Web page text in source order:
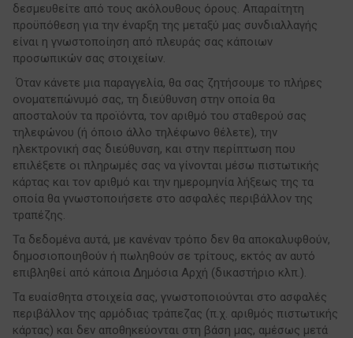
δεσμευθείτε από τους ακόλουθους όρους. Απαραίτητη
προϋπόθεση για την έναρξη της μεταξύ μας συνδιαλλαγής
είναι η γνωστοποίηση από πλευράς σας κάποιων
προσωπικών σας στοιχείων.
Όταν κάνετε μια παραγγελία, θα σας ζητήσουμε το πλήρες
ονοματεπώνυμό σας, τη διεύθυνση στην οποία θα
αποσταλούν τα προϊόντα, τον αριθμό του σταθερού σας
τηλεφώνου (ή όποιο άλλο τηλέφωνο θέλετε), την
ηλεκτρονική σας διεύθυνση, και στην περίπτωση που
επιλέξετε οι πληρωμές σας να γίνονται μέσω πιστωτικής
κάρτας και τον αριθμό και την ημερομηνία λήξεως της τα
οποία θα γνωστοποιήσετε στο ασφαλές περιβάλλον της
τραπέζης.
Τα δεδομένα αυτά, με κανέναν τρόπο δεν θα αποκαλυφθούν,
δημοσιοποιηθούν ή πωληθούν σε τρίτους, εκτός αν αυτό
επιβληθεί από κάποια Δημόσια Αρχή (δικαστήριο κλπ.).
Τα ευαίσθητα στοιχεία σας, γνωστοποιούνται στο ασφαλές
περιβάλλον της αρμόδιας τράπεζας (π.χ. αριθμός πιστωτικής
κάρτας) και δεν αποθηκεύονται στη βάση μας, αμέσως μετά